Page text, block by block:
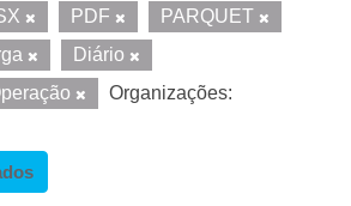
PDF
PARQUET
Diário
Organizações: